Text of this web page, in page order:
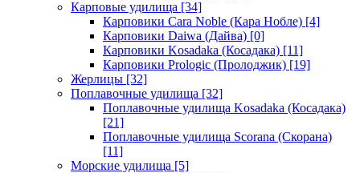
Карповые удилища [34]
Карповики Cara Noble (Кара Нобле) [4]
Карповики Daiwa (Дайва) [0]
Карповики Kosadaka (Косадака) [11]
Карповики Prologic (Пролоджик) [19]
Жерлицы [32]
Поплавочные удилища [32]
Поплавочные удилища Kosadaka (Косадака)
[21]
Поплавочные удилища Scorana (Скорана)
[11]
Морские удилища [5]